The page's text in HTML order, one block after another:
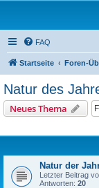
FAQ
Startseite Foren-
Natur des
Neues Thema
Natur der
Letzter Beitrag
Antworten: 20